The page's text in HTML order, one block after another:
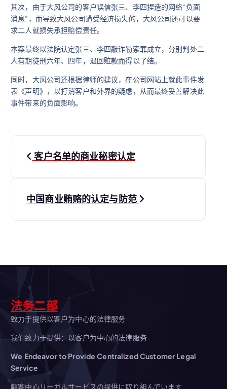
其次，由于大风公司的客户误信张三、李四捏造的网络“负面
消息”，而导致大风公司遭受经济损失的，大风公司还可以要
求二人就损失承担赔偿责任。
本案最终以法院认定张三、李四敲诈勒索罪成立，分别判处二
人有期徒刑六年、四年，退回赃款而得以了结。
同时，大风公司还根据律师的建议，在公司网站上就此事件发
表《声明》，以打消客户和外界的疑虑，从而最终妥善解决此
事件带来的负面影响。
文
导
客户名单的商业秘密认定
中国商业贿赂的认定与防范
法务二部
致力于提供以客户为中心的法律服务
我们致力于提供：以客户为中心的法律服务
We Endeavor to Provide Centralized Customer Legal
Service
顧客中心リーガルサービスの提供に取り組んでいます